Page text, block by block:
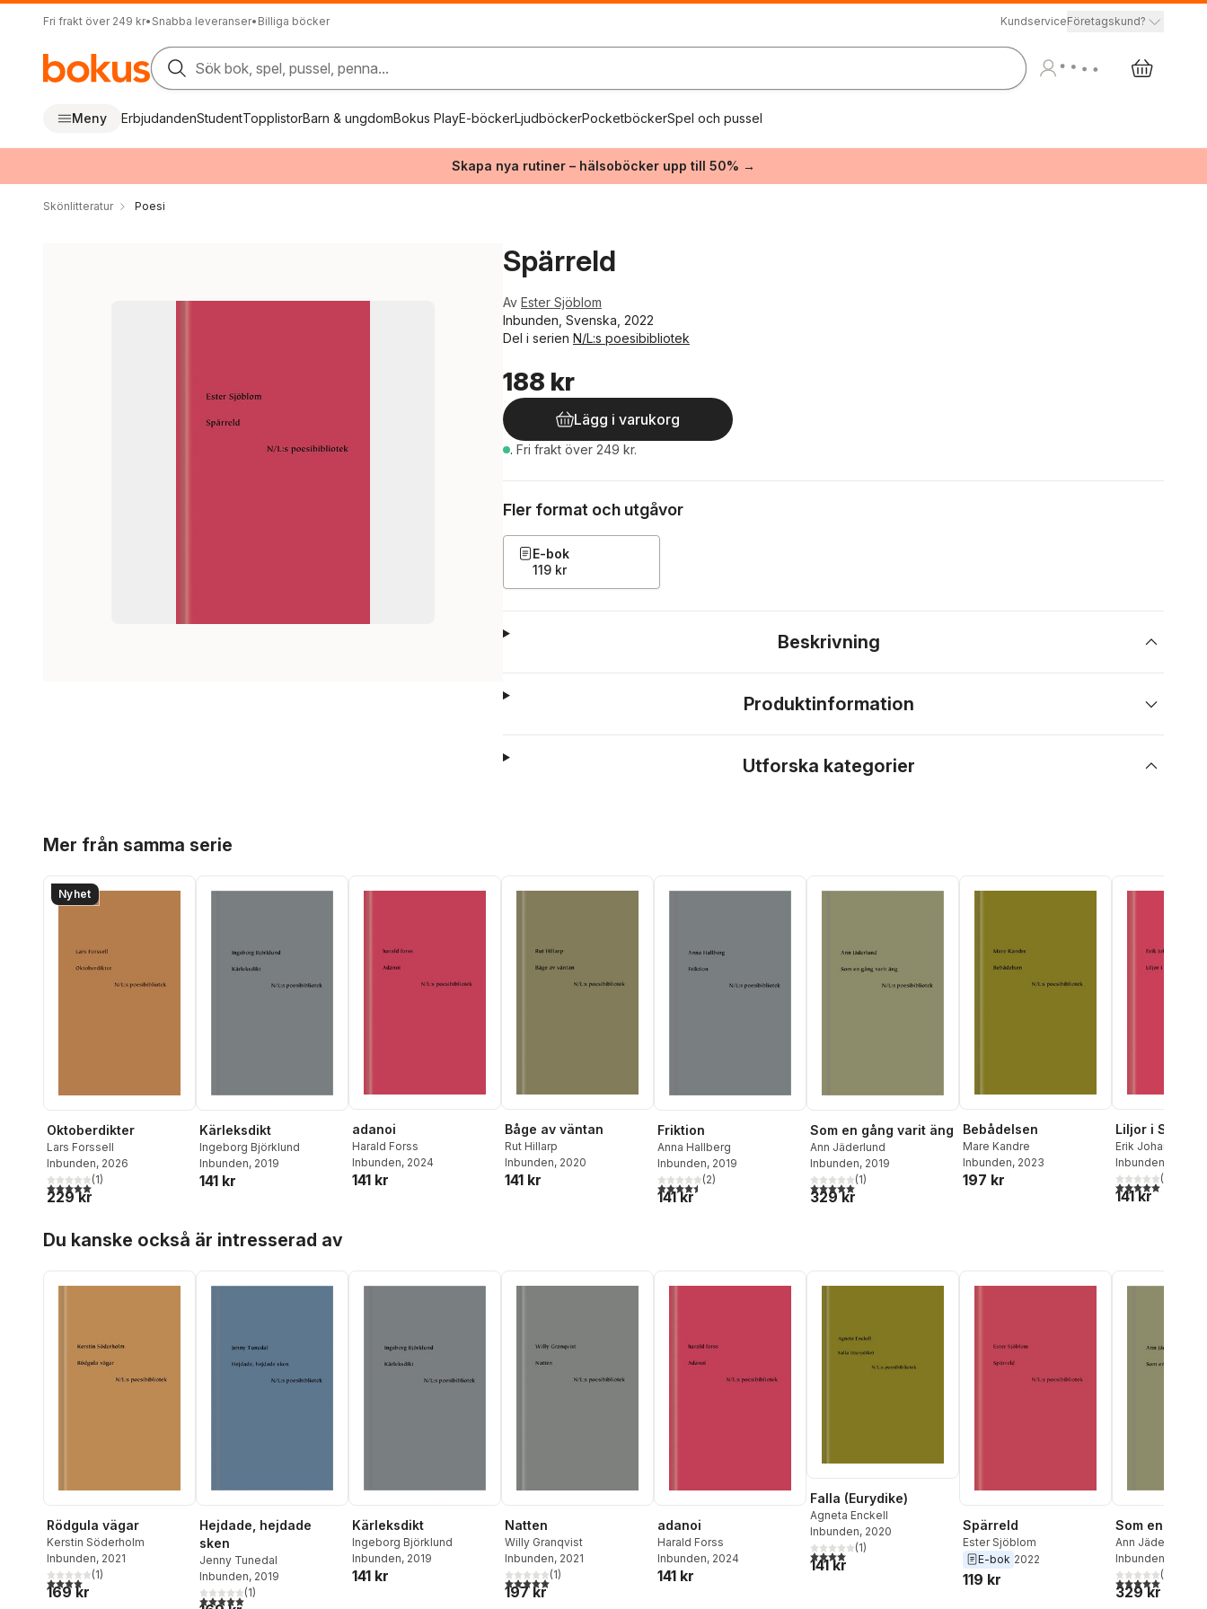
Fri frakt över 249 kr• Snabba leveranser• Billiga böcker KundserviceFöretagskund?
Sök bok, spel, pussel, penna...
Meny ErbjudandenStudentTopplistorBarn & ungdomBokus PlayE-böckerLjudböckerPocketböckerSpel och pussel
Skapa nya rutiner – hälsoböcker upp till 50% →
Skönlitteratur Poesi
Spärreld
Av Ester Sjöblom
Inbunden, Svenska, 2022
Del i serien N/L:s poesibibliotek
188 kr
Lägg i varukorg
. Fri frakt över 249 kr.
Fler format och utgåvor
E-bok
119 kr
Beskrivning
Produktinformation
Utforska kategorier
Mer från samma serie
Nyhet
Oktoberdikter
Lars Forssell
Inbunden, 2026
5,0utav 5 stjärnor. Totalt antal röster:
(1)
229 kr
Kärleksdikt
Ingeborg Björklund
Inbunden, 2019
141 kr
adanoi
Harald Forss
Inbunden, 2024
141 kr
Båge av väntan
Rut Hillarp
Inbunden, 2020
141 kr
Friktion
Anna Hallberg
Inbunden, 2019
4,5utav 5 stjärnor. Totalt antal röster:
(2)
141 kr
Som en gång varit äng
Ann Jäderlund
Inbunden, 2019
5,0utav 5 stjärnor. Totalt antal röster:
(1)
329 kr
Bebådelsen
Mare Kandre
Inbunden, 2023
197 kr
Liljor i Saron
Erik Johan
Inbunden
5,0utav 5(
141 kr
Du kanske också är intresserad av
Rödgula vägar
Kerstin Söderholm
Inbunden, 2021
4,0utav 5 stjärnor. Totalt antal röster:
(1)
169 kr
Hejdade, hejdade
sken
Jenny Tunedal
Inbunden, 2019
5,0utav 5 stjärnor. Totalt antal röster:
(1)
Kärleksdikt
Ingeborg Björklund
Inbunden, 2019
141 kr
Natten
Willy Granqvist
Inbunden, 2021
5,0utav 5 stjärnor. Totalt antal röster:
(1)
197 kr
adanoi
Harald Forss
Inbunden, 2024
141 kr
Falla (Eurydike)
Agneta Enckell
Inbunden, 2020
4,0utav 5 stjärnor. Totalt antal röster:
(1)
141 kr
Spärreld
Ester Sjöblom
E-bok 2022
119 kr
Som en gång
Ann Jäderlund
Inbunden
5,0utav 5(
329 kr